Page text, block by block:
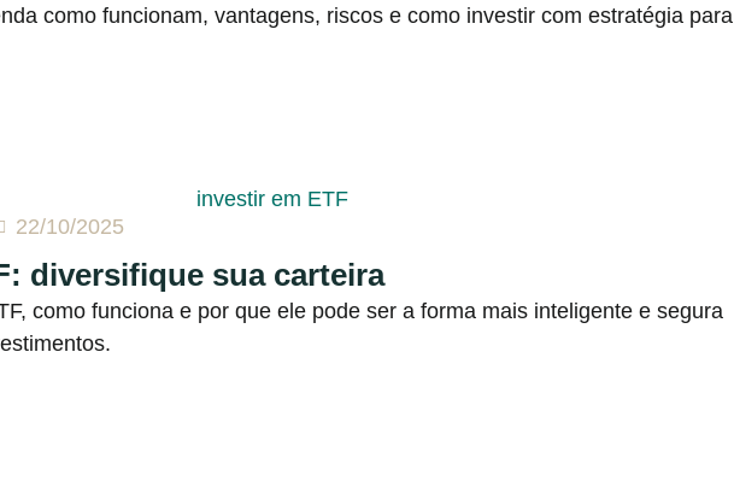
como funcionam, vantagens, riscos e como investir com estratégia para
22/10/2025
diversifique sua carteira
como funciona e por que ele pode ser a forma mais inteligente e segura